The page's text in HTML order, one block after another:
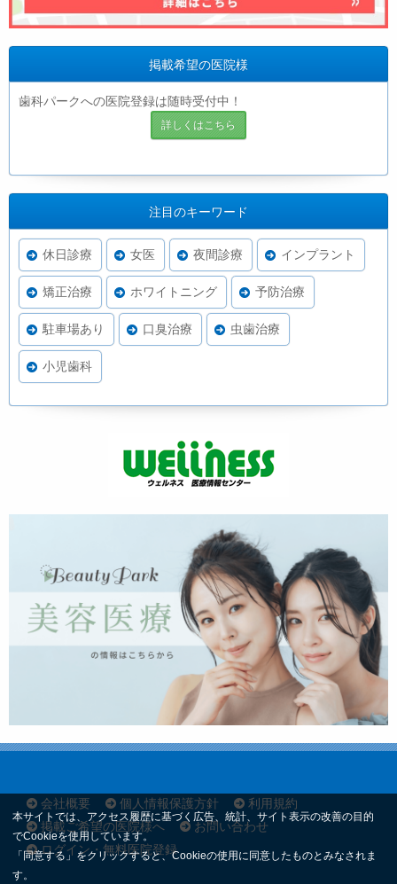
掲載希望の医院様
歯科パークへの医院登録は随時受付中！
詳しくはこちら
注目のキーワード
休日診療 女医 夜間診療 インプラント
矯正治療 ホワイトニング 予防治療
駐車場あり 口臭治療 虫歯治療
小児歯科
会社概要 個人情報保護方針
利用規約
掲載ご希望の医院様へ
お問い合わせ
ログイン・無料医院登録
本サイトでは、アクセス履歴に基づく広告、統計、サイト表示の改善の目的
でCookieを使用しています。
「同意する」をクリックすると、Cookieの使用に同意したものとみなされま
す。